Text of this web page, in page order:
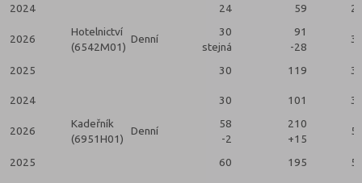
2024 24 59
2026
Hotelnictví
(6542M01)
Denní
30
stejná
91
-28
2025 30 119
2024 30 101
2026
Kadeřník
(6951H01)
Denní
58
-2
210
+15
2025 60 195